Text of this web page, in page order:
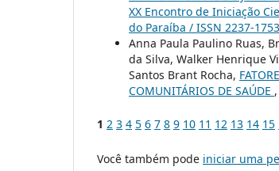
XX Encontro de Iniciação
do Paraíba / ISSN 2237-1753
Anna Paula Paulino Ruas,
da Silva, Walker Henrique
Santos Brant Rocha,
COMUNITÁRIOS DE SAÚDE ,
1 2 3 4 5 6 7 8 9 10 11 12 13 14 15
Você também pode iniciar uma